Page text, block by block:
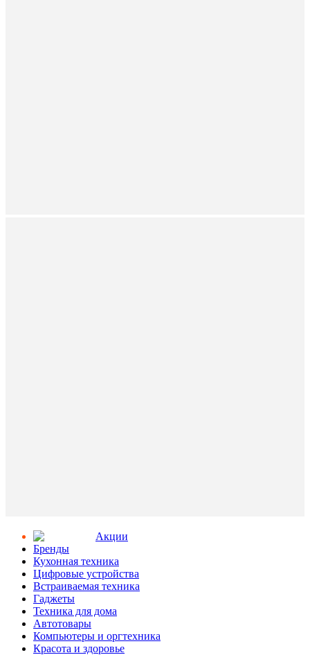
Aкции
Бренды
Кухонная техника
Цифровые устройства
Встраиваемая техника
Гаджеты
Техника для дома
Автотовары
Компьютеры и оргтехника
Красота и здоровье